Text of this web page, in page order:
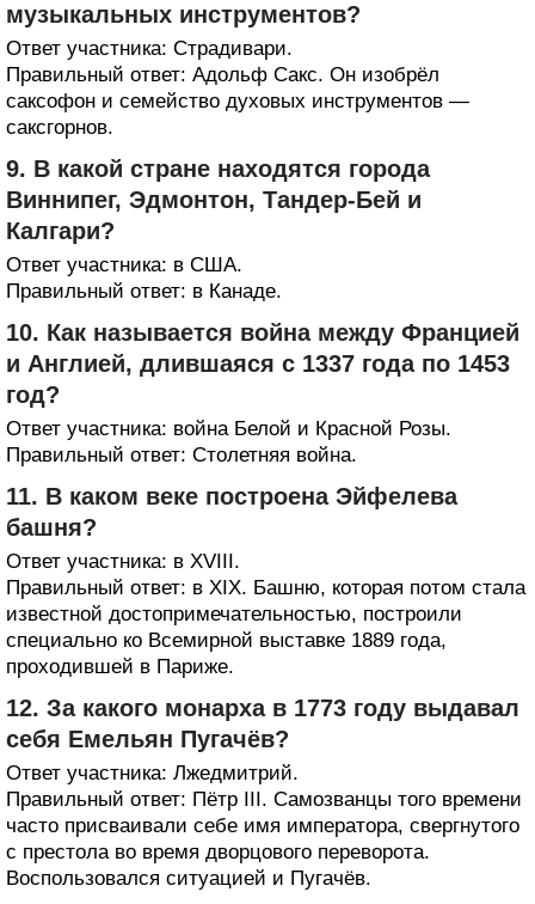
музыкальных инструментов?
Ответ участника: Страдивари.
Правильный ответ: Адольф Сакс. Он изобрёл
саксофон и семейство духовых инструментов —
саксгорнов.
9. В какой стране находятся города
Виннипег, Эдмонтон, Тандер-Бей и
Калгари?
Ответ участника: в США.
Правильный ответ: в Канаде.
10. Как называется война между Францией
и Англией, длившаяся с 1337 года по 1453
год?
Ответ участника: война Белой и Красной Розы.
Правильный ответ: Столетняя война.
11. В каком веке построена Эйфелева
башня?
Ответ участника: в XVIII.
Правильный ответ: в XIX. Башню, которая потом стала
известной достопримечательностью, построили
специально ко Всемирной выставке 1889 года,
проходившей в Париже.
12. За какого монарха в 1773 году выдавал
себя Емельян Пугачёв?
Ответ участника: Лжедмитрий.
Правильный ответ: Пётр III. Самозванцы того времени
часто присваивали себе имя императора, свергнутого
с престола во время дворцового переворота.
Воспользовался ситуацией и Пугачёв.